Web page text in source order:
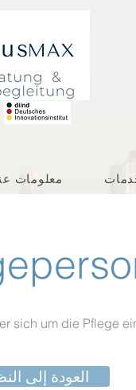
معلومات
sich um die Pflege
العودة إلى